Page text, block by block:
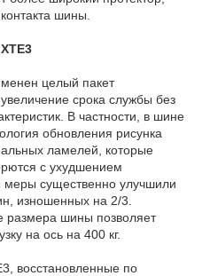
шины.
целый пакет
срока службы без
В частности, в шине
обновления рисунка
ламелей, которые
с ухудшением
меры существенно улучшили
изношенных на 2/3.
размера шины позволяет
на ось на 400 кг.
восстановленные по